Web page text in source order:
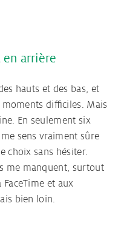
en arrière
hauts et des bas, et
difficiles. Mais
En seulement six
sens vraiment sûre
choix sans hésiter.
me manquent, surtout
et aux
bien loin.